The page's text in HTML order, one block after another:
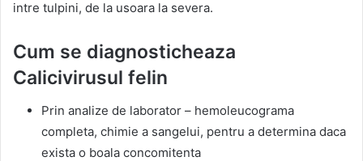
intre tulpini, de la usoara la severa.
Cum se diagnosticheaza
Calicivirusul felin
Prin analize de laborator – hemoleucograma
completa, chimie a sangelui, pentru a determina daca
exista o boala concomitenta